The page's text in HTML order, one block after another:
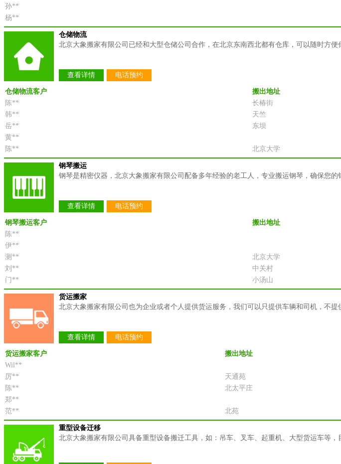
孙**
杨**
仓储物流
北京大象搬家有限公司已经和大型仓储公司合作，在北京东南西北都有仓库，可以随时方
查看详情 电话预约
仓储物流客户 搬出地址
陈**
长椿街
韩**
天竺
岳**
东坝
黄**
陈**
北京大学
钢琴搬运
钢琴是精密仪器，北京大象搬家有限公司配备多年经验的老工人，专业搬运钢琴，确保您
查看详情 电话预约
钢琴搬运客户 搬出地址
陈**
伊**
测**
北京大学
刘**
中关村
门**
小汤山
货运搬家
北京大象搬家有限公司也为企业或者个人提供货运服务，我们可以只提供车辆和司机，不提
查看详情 电话预约
货运搬家客户 搬出地址
Wil**
厉**
天通苑
陈**
北太平庄
郑**
范**
北苑
重型设备迁移
北京大象搬家有限公司具备重型设备搬迁工具，如：吊车、叉车、起重机、大型货运车等，